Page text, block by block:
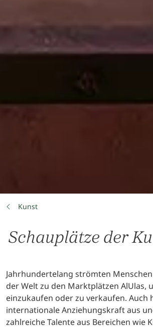
Kunst
Schauplätze der
Jahrhundertelang strömten
der Welt zu den Marktplätzen AlUlas,
einzukaufen oder zu verkaufen. Auch
internationale Anziehungskraft aus
zahlreiche Talente aus Bereichen wie